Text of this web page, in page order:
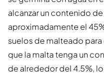
alcanzar un contenido
aproximadamente el
suelos de malteado
que la malta tenga un
de alrededor del 4.5%,